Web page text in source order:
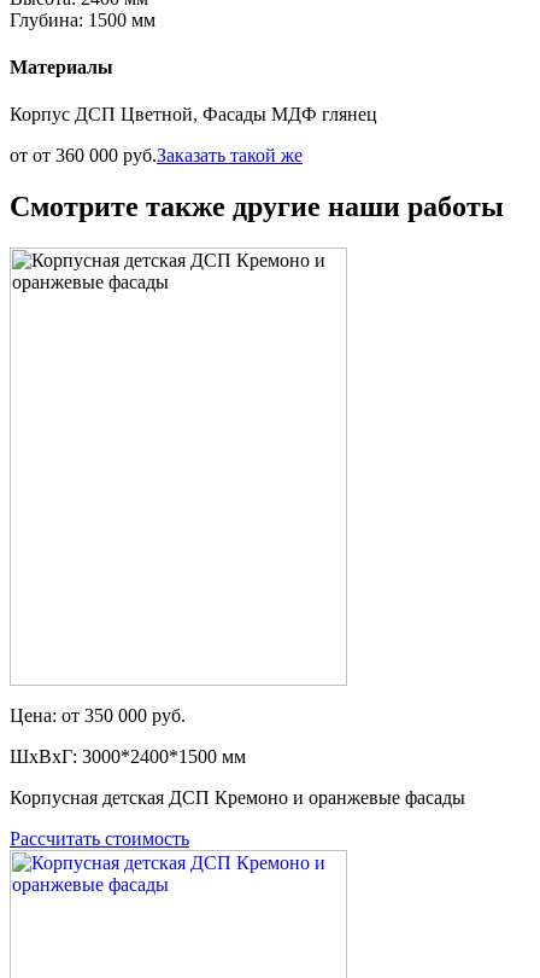
Глубина: 1500 мм
Материалы
Корпус ДСП Цветной, Фасады МДФ глянец
от от 360 000 руб.Заказать такой же
Смотрите также другие наши работы
Цена: от 350 000 руб.
ШxВxГ: 3000*2400*1500 мм
Корпусная детская ДСП Кремоно и оранжевые фасады
Рассчитать стоимость